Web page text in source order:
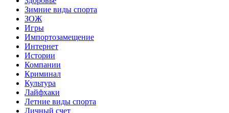
Зимние виды спорта
ЗОЖ
Игры
Импортозамещение
Интернет
Истории
Компании
Криминал
Культура
Лайфхаки
Летние виды спорта
Личный счет